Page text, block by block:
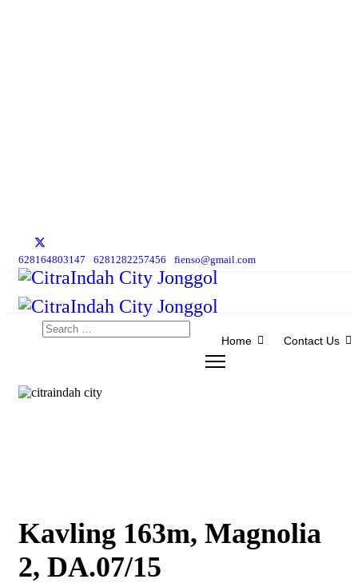
628164803147 6281282257456 fienso@gmail.com
Home Contact Us
Search
Kavling 163m, Magnolia
2, DA.07/15